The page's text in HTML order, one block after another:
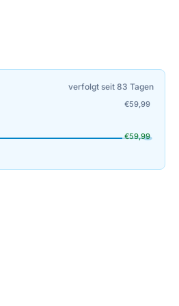
verfolgt seit 83 Tagen
€59,99
€59,99